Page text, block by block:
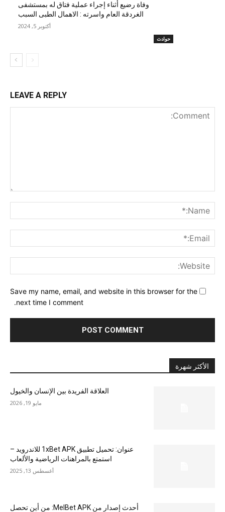
حوادث
وفاة رضيع أثناء إجراء عملية فتاق له بمستشفى
الغردقة العام واسرته : الاهمال الطبى السبب
أكتوبر 5, 2024
LEAVE A REPLY
Save my name, email, and website in this browser for the
next time I comment.
الأكثر شهرة
العلاقة الفريدة بين الإنسان والخيول
مايو 19, 2026
عنوان: تحميل تطبيق 1xBet APK للاندرويد –
استمتع بالمراهنات الرياضية والألعاب
أغسطس 13, 2025
أحدث إصدار من MelBet APK: من أين تحصل